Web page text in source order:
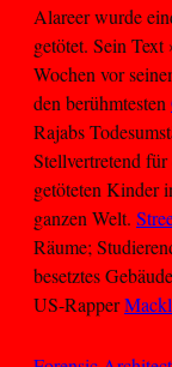
Alareer wurde
getötet. Sein Text
Wochen vor
den berühmtesten
Rajabs
Stellvertretend
getöteten Kinder
ganzen Welt.
Räume;
besetztes
US-Rapper